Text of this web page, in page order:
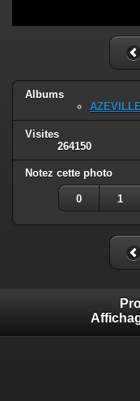
Albums
AZEVILLE
Visites
264150
Notez cette photo
0 1